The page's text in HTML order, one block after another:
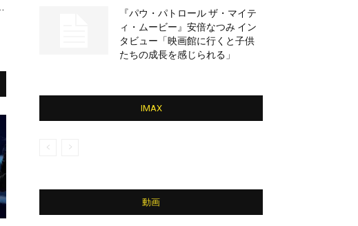
『パウ・パトロール ザ・マイテ
ィ・ムービー』安倍なつみ イン
タビュー「映画館に行くと子供
たちの成長を感じられる」
IMAX
動画